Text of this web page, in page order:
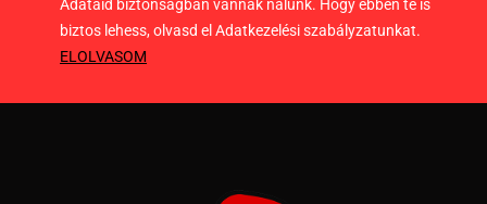
Adataid biztonságban vannak nálunk. Hogy ebben te is
biztos lehess, olvasd el Adatkezelési szabályzatunkat.
ELOLVASOM